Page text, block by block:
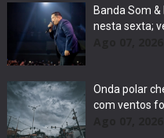
Banda Som
nesta sexta;
Onda polar
com ventos